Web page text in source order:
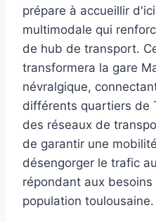
prépare à accueillir
multimodale qui
de hub de transport.
transformera la gare
névralgique,
différents quartiers de
des réseaux de
de garantir une
désengorger le trafic
répondant aux
population toulousaine.